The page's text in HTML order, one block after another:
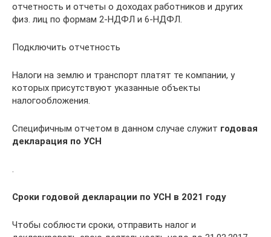
отчетность и отчеты о доходах работников и других
физ. лиц по формам 2-НДФЛ и 6-НДФЛ.
Подключить отчетность
Налоги на землю и транспорт платят те компании, у
которых присутствуют указанные объекты
налогообложения.
Специфичным отчетом в данном случае служит годовая
декларация по УСН
Сроки годовой декларации по УСН в 2021 году
Чтобы соблюсти сроки, отправить налог и